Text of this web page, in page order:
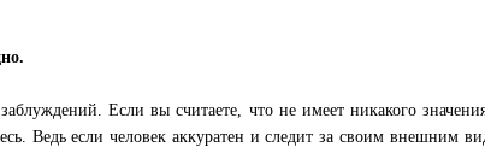
Если вы считаете, что не имеет никакого
Ведь если человек аккуратен и следит за своим внешним